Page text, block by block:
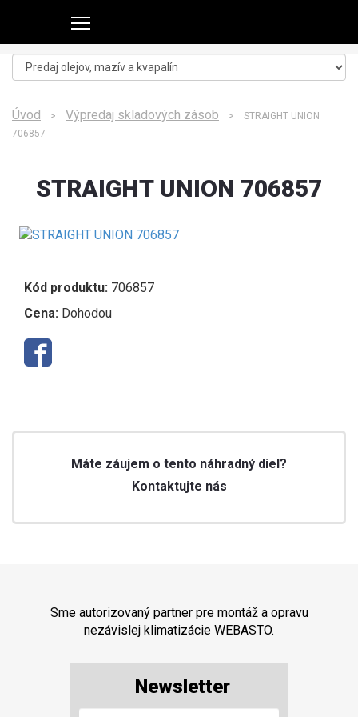
Úvod > Výpredaj skladových zásob > STRAIGHT UNION
706857
STRAIGHT UNION 706857
Kód produktu: 706857
Cena: Dohodou
Máte záujem o tento náhradný diel?
Kontaktujte nás
Sme autorizovaný partner pre montáž a opravu
nezávislej klimatizácie WEBASTO.
Newsletter